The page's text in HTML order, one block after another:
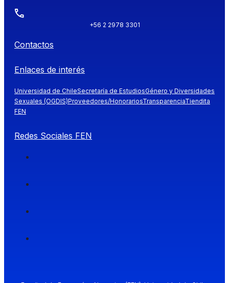
+56 2 2978 3301
Contactos
Enlaces de interés
Universidad de ChileSecretaría de EstudiosGénero y Diversidades
Sexuales (OGDIS)Proveedores/HonorariosTransparenciaTiendita
FEN
Redes Sociales FEN